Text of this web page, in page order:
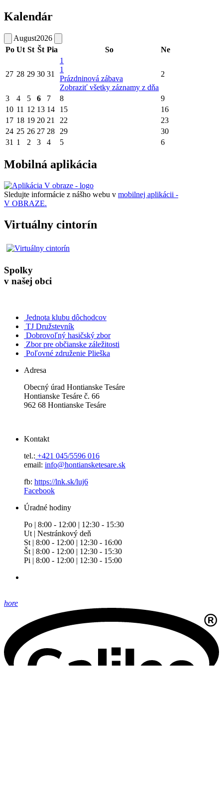
Kalendár
August2026
Po Ut St Št Pia So Ne
27 28 29 30 31
1
1
Prázdninová zábava
Zobraziť všetky záznamy z dňa
2
3 4 5 6 7 8
9
10 11 12 13 14 15
16
17 18 19 20 21 22
23
24 25 26 27 28 29
30
31 1 2 3 4 5 6
Mobilná aplikácia
Sledujte informácie z nášho webu v mobilnej aplikácii -
V OBRAZE.
Virtuálny cintorín
Spolky
v našej obci
Jednota klubu dôchodcov
TJ Družstevník
Dobrovoľný hasičský zbor
Zbor pre občianske záležitosti
Poľovné združenie Plieška
Adresa
Obecný úrad Hontianske Tesáre
Hontianske Tesáre č. 66
962 68 Hontianske Tesáre
Kontakt
tel.: +421 045/5596 016
email: info@hontiansketesare.sk
fb: https://lnk.sk/luj6
Facebook
Úradné hodiny
Po | 8:00 - 12:00 | 12:30 - 15:30
Ut | Nestránkový deň
St | 8:00 - 12:00 | 12:30 - 16:00
Št | 8:00 - 12:00 | 12:30 - 15:30
Pi | 8:00 - 12:00 | 12:30 - 15:00
hore